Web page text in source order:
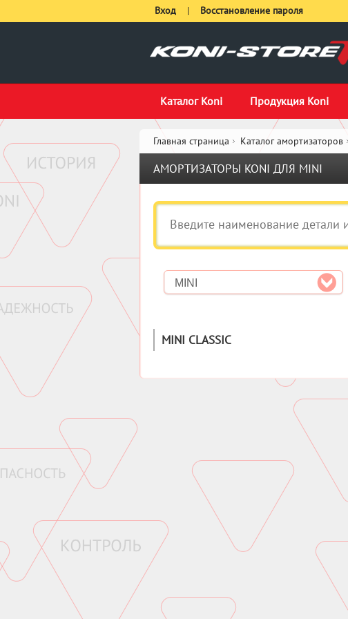
Каталог Koni Продукция Koni
Вход | Восстановление пароля
Главная страница Каталог амортизаторов
АМОРТИЗАТОРЫ KONI ДЛЯ MINI
MINI
MINI CLASSIC